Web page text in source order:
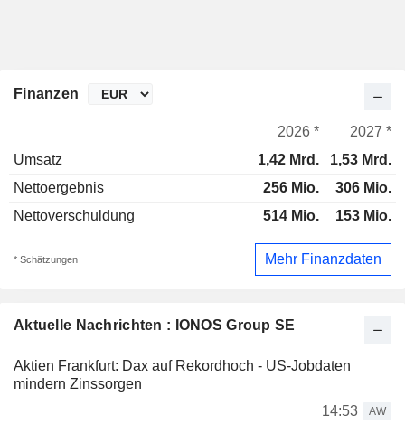
Aktuelle Nachrichten : IONOS Group SE
Aktien Frankfurt: Dax auf Rekordhoch - US-Jobdaten
mindern Zinssorgen
14:53
AW
Finanzen
2026 *
2027 *
Umsatz
1,42 Mrd.
1,53 Mrd.
Nettoergebnis
256 Mio.
306 Mio.
Nettoverschuldung
514 Mio. 153 Mio.
* Schätzungen Mehr Finanzdaten